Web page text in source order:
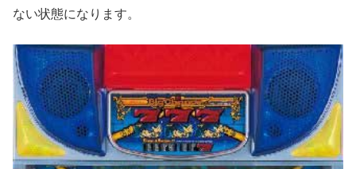
ない状態になります。